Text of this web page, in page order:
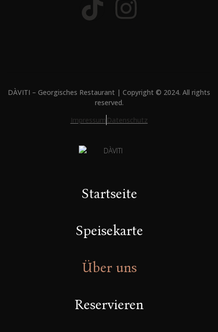
DÀVITI – Georgisches Restaurant | Copyright © 2024. All rights
reserved.
Impressum Datenschutz
Startseite
Speisekarte
Über uns
Reservieren